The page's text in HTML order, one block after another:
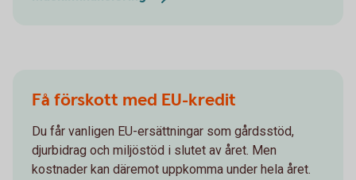
Få förskott med EU-kredit
Du får vanligen EU-ersättningar som gårdsstöd,
djurbidrag och miljöstöd i slutet av året. Men
kostnader kan däremot uppkomma under hela året.